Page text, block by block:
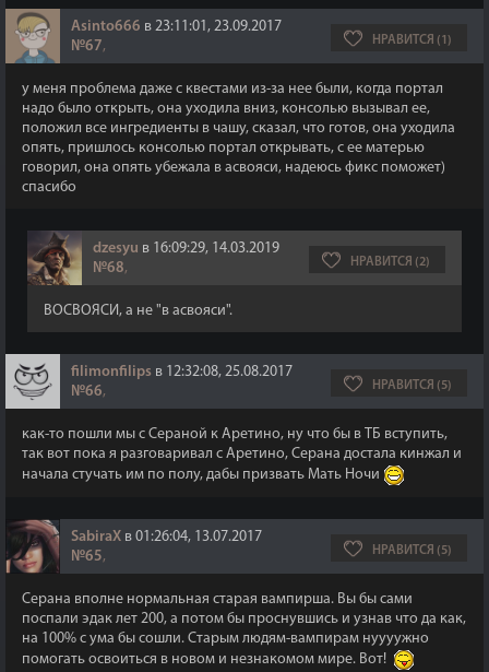
Asinto666 в 23:11:01, 23.09.2017
№67, НРАВИТСЯ (1)
у меня проблема даже с квестами из-за нее были, когда портал
надо было открыть, она уходила вниз, консолью вызывал ее,
положил все ингредиенты в чашу, сказал, что готов, она уходила
опять, пришлось консолью портал открывать, с ее матерью
говорил, она опять убежала в асвояси, надеюсь фикс поможет)
спасибо
dzesyu в 16:09:29, 14.03.2019
№68, НРАВИТСЯ (2)
ВОСВОЯСИ, а не "в асвояси".
filimonfilips в 12:32:08, 25.08.2017
№66, НРАВИТСЯ (5)
как-то пошли мы с Сераной к Аретино, ну что бы в ТБ вступить,
так вот пока я разговаривал с Аретино, Серана достала кинжал и
начала стучать им по полу, дабы призвать Мать Ночи
SabiraX в 01:26:04, 13.07.2017
№65, НРАВИТСЯ (5)
Серана вполне нормальная старая вампирша. Вы бы сами
поспали эдак лет 200, а потом бы проснувшись и узнав что да как,
на 100% с ума бы сошли. Старым людям-вампирам нуууужно
помогать освоиться в новом и незнакомом мире. Вот!